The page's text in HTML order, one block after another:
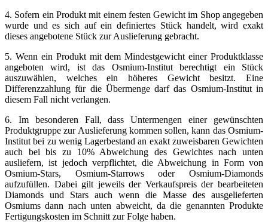
4. Sofern ein Produkt mit einem festen Gewicht im Shop angegeben
wurde und es sich auf ein definiertes Stück handelt, wird exakt
dieses angebotene Stück zur Auslieferung gebracht.
5. Wenn ein Produkt mit dem Mindestgewicht einer Produktklasse
angeboten wird, ist das Osmium-Institut berechtigt ein Stück
auszuwählen, welches ein höheres Gewicht besitzt. Eine
Differenzzahlung für die Übermenge darf das Osmium-Institut in
diesem Fall nicht verlangen.
6. Im besonderen Fall, dass Untermengen einer gewünschten
Produktgruppe zur Auslieferung kommen sollen, kann das Osmium-
Institut bei zu wenig Lagerbestand an exakt zuweisbaren Gewichten
auch bei bis zu 10% Abweichung des Gewichtes nach unten
ausliefern, ist jedoch verpflichtet, die Abweichung in Form von
Osmium-Stars, Osmium-Starrows oder Osmium-Diamonds
aufzufüllen. Dabei gilt jeweils der Verkaufspreis der bearbeiteten
Diamonds und Stars auch wenn die Masse des ausgelieferten
Osmiums dann nach unten abweicht, da die genannten Produkte
Fertigungskosten im Schnitt zur Folge haben.